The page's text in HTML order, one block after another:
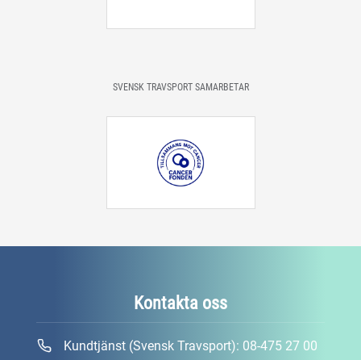
SVENSK TRAVSPORT SAMARBETAR
Kontakta oss
Kundtjänst (Svensk Travsport): 08-475 27 00